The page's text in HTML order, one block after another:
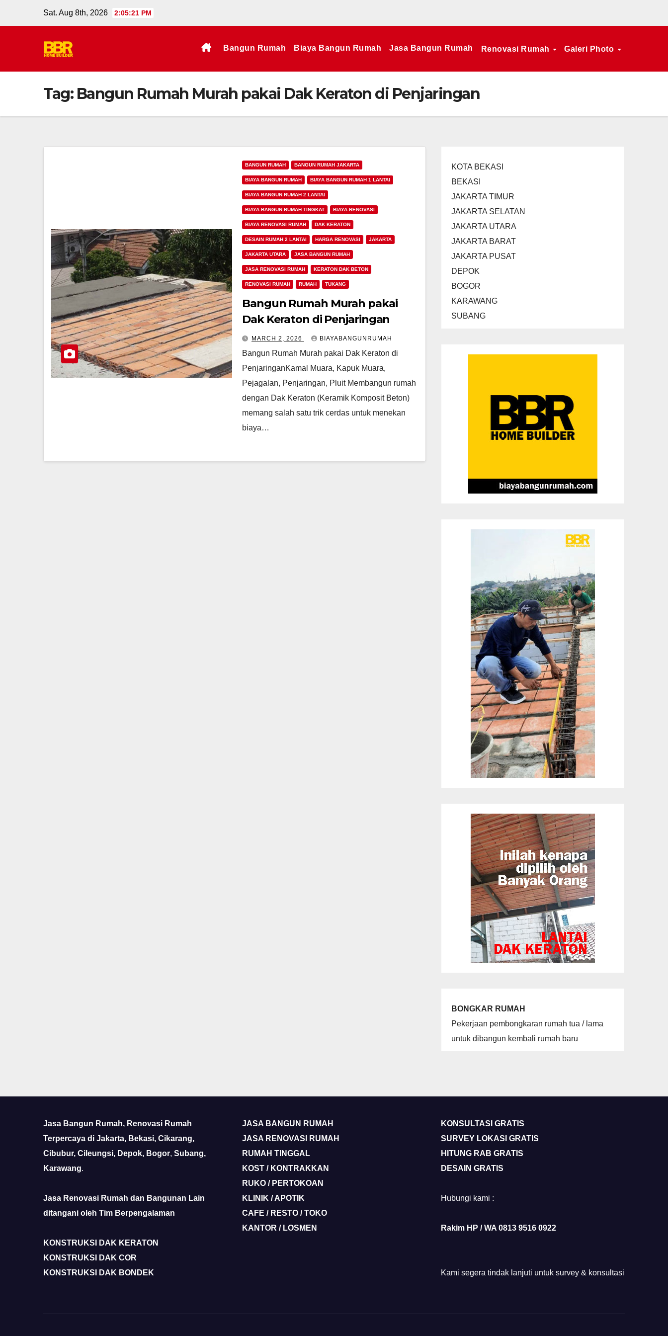
Sat. Aug 8th, 2026 2:05:22 PM
Bangun Rumah Biaya Bangun Rumah Jasa Bangun Rumah Renovasi Rumah Galeri Photo
Tag: Bangun Rumah Murah pakai Dak Keraton di Penjaringan
BANGUN RUMAH BANGUN RUMAH JAKARTA
BIAYA BANGUN RUMAH BIAYA BANGUN RUMAH 1 LANTAI
BIAYA BANGUN RUMAH 2 LANTAI
BIAYA BANGUN RUMAH TINGKAT BIAYA RENOVASI
BIAYA RENOVASI RUMAH DAK KERATON
DESAIN RUMAH 2 LANTAI HARGA RENOVASI JAKARTA
JAKARTA UTARA JASA BANGUN RUMAH
JASA RENOVASI RUMAH KERATON DAK BETON
RENOVASI RUMAH RUMAH TUKANG
Bangun Rumah Murah pakai
Dak Keraton di Penjaringan
MARCH 2, 2026 BIAYABANGUNRUMAH
Bangun Rumah Murah pakai Dak Keraton di
PenjaringanKamal Muara, Kapuk Muara,
Pejagalan, Penjaringan, Pluit Membangun rumah
dengan Dak Keraton (Keramik Komposit Beton)
memang salah satu trik cerdas untuk menekan
biaya…
KOTA BEKASI
BEKASI
JAKARTA TIMUR
JAKARTA SELATAN
JAKARTA UTARA
JAKARTA BARAT
JAKARTA PUSAT
DEPOK
BOGOR
KARAWANG
SUBANG
BONGKAR RUMAH
Pekerjaan pembongkaran rumah tua / lama
untuk dibangun kembali rumah baru
Jasa Bangun Rumah, Renovasi Rumah
Terpercaya di Jakarta, Bekasi, Cikarang,
Cibubur, Cileungsi, Depok, Bogor, Subang,
Karawang.
Jasa Renovasi Rumah dan Bangunan Lain
ditangani oleh Tim Berpengalaman
KONSTRUKSI DAK KERATON
KONSTRUKSI DAK COR
KONSTRUKSI DAK BONDEK
JASA BANGUN RUMAH
JASA RENOVASI RUMAH
RUMAH TINGGAL
KOST / KONTRAKKAN
RUKO / PERTOKOAN
KLINIK / APOTIK
CAFE / RESTO / TOKO
KANTOR / LOSMEN
KONSULTASI GRATIS
SURVEY LOKASI GRATIS
HITUNG RAB GRATIS
DESAIN GRATIS
Hubungi kami :
Rakim HP / WA 0813 9516 0922
Kami segera tindak lanjuti untuk survey & konsultasi